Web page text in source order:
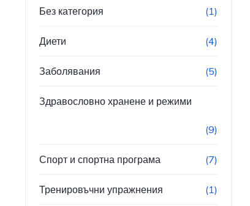
Без категория (1)
Диети (4)
Заболявания (5)
Здравословно хранене и режими
(9)
Спорт и спортна програма (7)
Тренировъчни упражнения (1)